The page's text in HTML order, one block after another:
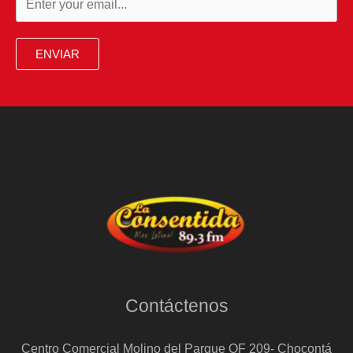
calles
una
ENVIAR
Contáctenos
Centro Comercial Molino del Parque OF 209- Chocontá